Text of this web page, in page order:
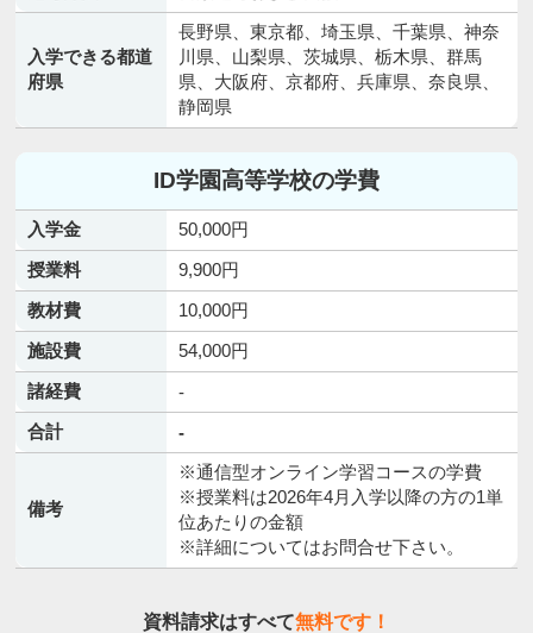
入学できる都道
府県
長野県、東京都、埼玉県、千葉県、神奈
川県、山梨県、茨城県、栃木県、群馬
県、大阪府、京都府、兵庫県、奈良県、
静岡県
ID学園高等学校の学費
入学金
50,000円
授業料
9,900円
教材費
10,000円
施設費
54,000円
諸経費
-
合計
-
備考
※通信型オンライン学習コースの学費
※授業料は2026年4月入学以降の方の1単
位あたりの金額
※詳細についてはお問合せ下さい。
資料請求はすべて無料です！